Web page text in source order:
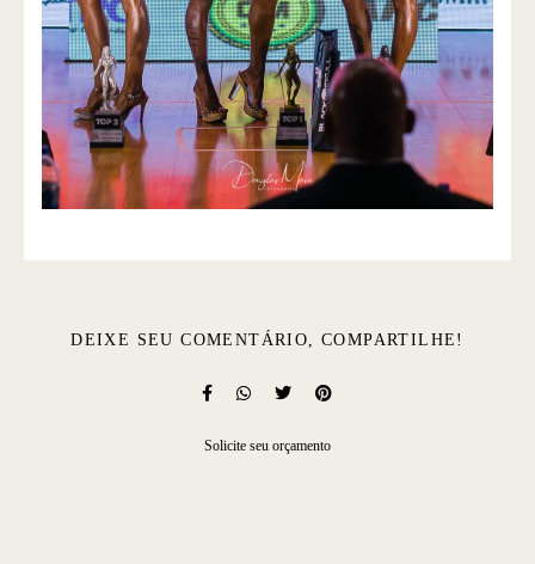
DEIXE SEU COMENTÁRIO, COMPARTILHE!
Solicite seu orçamento